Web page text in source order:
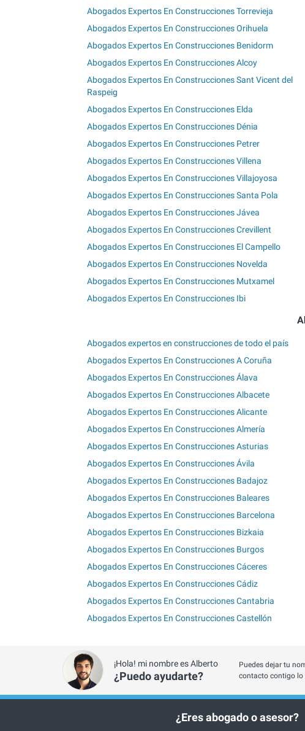
Abogados Expertos En Construcciones Torrevieja
Abogados Expertos En Construcciones Orihuela
Abogados Expertos En Construcciones Benidorm
Abogados Expertos En Construcciones Alcoy
Abogados Expertos En Construcciones Sant Vicent del
Raspeig
Abogados Expertos En Construcciones Elda
Abogados Expertos En Construcciones Dénia
Abogados Expertos En Construcciones Petrer
Abogados Expertos En Construcciones Villena
Abogados Expertos En Construcciones Villajoyosa
Abogados Expertos En Construcciones Santa Pola
Abogados Expertos En Construcciones Jávea
Abogados Expertos En Construcciones Crevillent
Abogados Expertos En Construcciones El Campello
Abogados Expertos En Construcciones Novelda
Abogados Expertos En Construcciones Mutxamel
Abogados Expertos En Construcciones Ibi
Abogados expertos en construcciones de todo el país
Abogados Expertos En Construcciones A Coruña
Abogados Expertos En Construcciones Álava
Abogados Expertos En Construcciones Albacete
Abogados Expertos En Construcciones Alicante
Abogados Expertos En Construcciones Almería
Abogados Expertos En Construcciones Asturias
Abogados Expertos En Construcciones Ávila
Abogados Expertos En Construcciones Badajoz
Abogados Expertos En Construcciones Baleares
Abogados Expertos En Construcciones Barcelona
Abogados Expertos En Construcciones Bizkaia
Abogados Expertos En Construcciones Burgos
Abogados Expertos En Construcciones Cáceres
Abogados Expertos En Construcciones Cádiz
Abogados Expertos En Construcciones Cantabria
Abogados Expertos En Construcciones Castellón
¡Hola! mi nombre es Alberto
¿Puedo ayudarte?
Puedes dejar tu
contacto contigo lo
¿Eres abogado o asesor?